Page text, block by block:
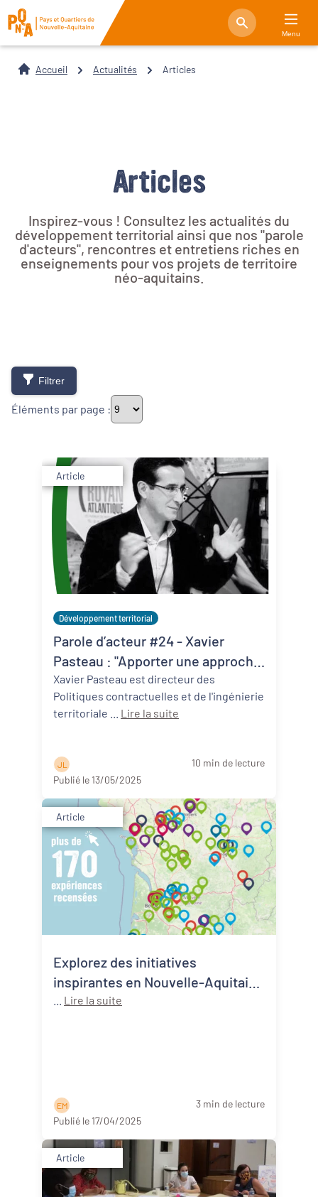
Menu
Accueil Actualités Articles
Articles
Inspirez-vous ! Consultez les actualités du
développement territorial ainsi que nos "parole
d'acteurs", rencontres et entretiens riches en
enseignements pour vos projets de territoire
néo-aquitains.
Filtrer
Éléments par page :
Thématiques
Démarches alimentaires de territoire
Développement territorial
Inclusion numérique
Politique de la ville
Revitalisation des centres-bourgs et
centres-villes
Dynamiques territoriales pour l’emploi
Date de publication
Article
Développement territorial
Parole d’acteur #24 - Xavier
Pasteau : "Apporter une approche
du développement local, c’est
aussi contribuer à une vision plus
globale des choses."
Xavier Pasteau est directeur des
Politiques contractuelles et de l'ingénierie
Lire la suite
J L
10 min de lecture
Publié le 13/05/2025
Article
Explorez des initiatives
inspirantes en Nouvelle-Aquitaine
avec notre nouvelle carte des
Lire la suite
E M
3 min de lecture
Publié le 17/04/2025
Article